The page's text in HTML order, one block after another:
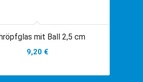
mit Ball 2,5 cm
9,20 €